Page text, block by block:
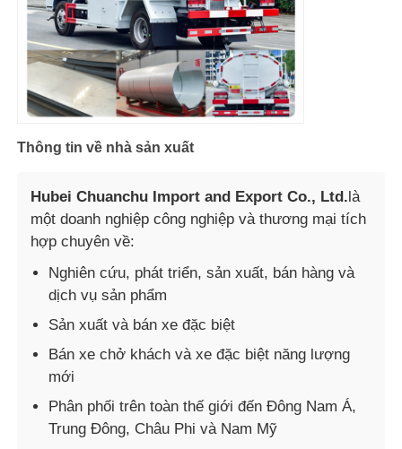
Thông tin về nhà sản xuất
Hubei Chuanchu Import and Export Co., Ltd.là
một doanh nghiệp công nghiệp và thương mại tích
hợp chuyên về:
Nghiên cứu, phát triển, sản xuất, bán hàng và
dịch vụ sản phẩm
Sản xuất và bán xe đặc biệt
Bán xe chở khách và xe đặc biệt năng lượng
mới
Phân phối trên toàn thế giới đến Đông Nam Á,
Trung Đông, Châu Phi và Nam Mỹ